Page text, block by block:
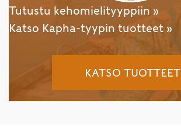
Tutustu kehomielityyppiin »
Katso Kapha-tyypin tuotteet »
KATSO TUOTTEET